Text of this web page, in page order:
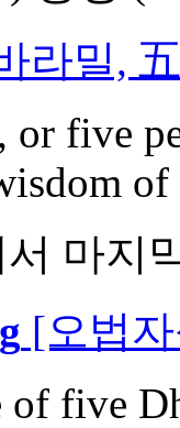
라밀,
or five
마지
[오법
five